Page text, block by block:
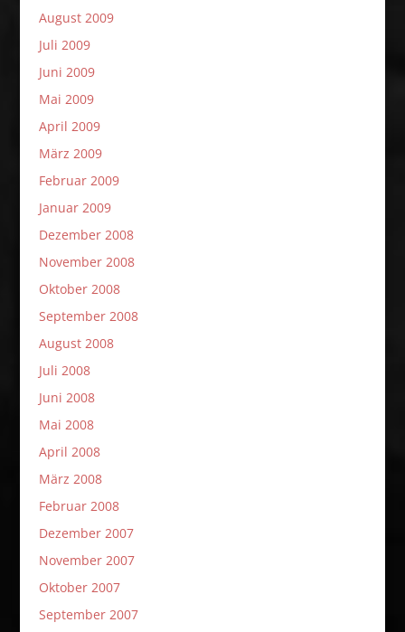
August 2009
Juli 2009
Juni 2009
Mai 2009
April 2009
März 2009
Februar 2009
Januar 2009
Dezember 2008
November 2008
Oktober 2008
September 2008
August 2008
Juli 2008
Juni 2008
Mai 2008
April 2008
März 2008
Februar 2008
Dezember 2007
November 2007
Oktober 2007
September 2007